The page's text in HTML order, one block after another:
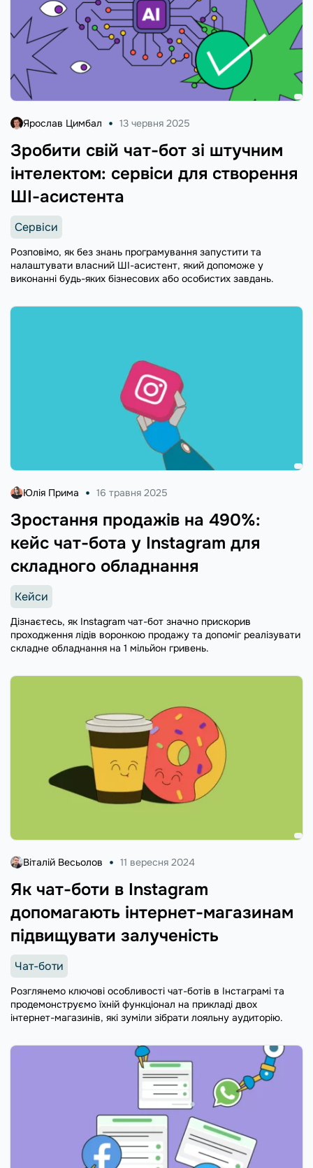
Зробити свій чат-бот зі штучним
інтелектом: сервіси для створення
ШІ-асистента
Ярослав Цимбал 13 червня 2025
Сервіси
Розповімо, як без знань програмування запустити та
налаштувати власний ШІ-асистент, який допоможе у
виконанні будь-яких бізнесових або особистих завдань.
Зростання продажів на 490%:
кейс чат-бота у Instagram для
складного обладнання
Юлія Прима 16 травня 2025
Кейси
Дізнаєтесь, як Instagram чат-бот значно прискорив
проходження лідів воронкою продажу та допоміг реалізувати
складне обладнання на 1 мільйон гривень.
Як чат-боти в Instagram
допомагають інтернет-магазинам
підвищувати залученість
Віталій Весьолов 11 вересня 2024
Чат-боти
Розглянемо ключові особливості чат-ботів в Інстаграмі та
продемонструємо їхній функціонал на прикладі двох
інтернет-магазинів, які зуміли зібрати лояльну аудиторію.